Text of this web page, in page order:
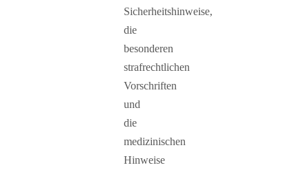
Sicherheitshinweise,
die
besonderen
strafrechtlichen
Vorschriften
und
die
medizinischen
Hinweise